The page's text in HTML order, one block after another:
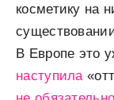
косметику на
В Европе это
наступила